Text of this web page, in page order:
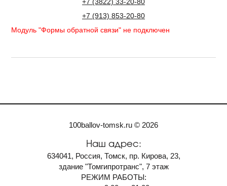
+7 (913) 853-20-80
Модуль "Формы обратной связи" не подключен
100ballov-tomsk.ru © 2026
Наш адрес:
634041, Россия, Томск, пр. Кирова, 23,
здание "Томгипротранс", 7 этаж
РЕЖИМ РАБОТЫ: